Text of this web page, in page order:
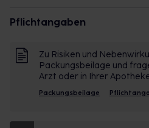
Pflichtangaben
Zu Risiken und
Packungsbeilage und
Arzt oder in Ihrer
Packungsbeilage